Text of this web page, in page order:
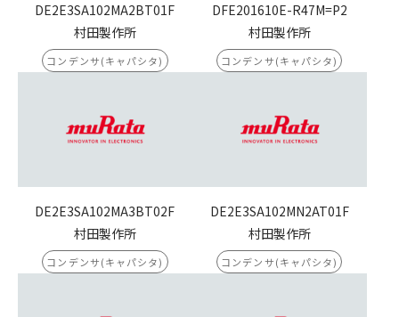
DE2E3SA102MA2BT01F
村田製作所
コンデンサ(キャパシタ)
DFE201610E-R47M=P2
村田製作所
コンデンサ(キャパシタ)
DE2E3SA102MA3BT02F
村田製作所
コンデンサ(キャパシタ)
DE2E3SA102MN2AT01F
村田製作所
コンデンサ(キャパシタ)